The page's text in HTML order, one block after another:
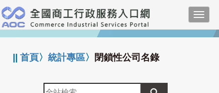
跳
到
主
要
:::
||首頁〉統計專區〉 閉鎖性公司名錄
全